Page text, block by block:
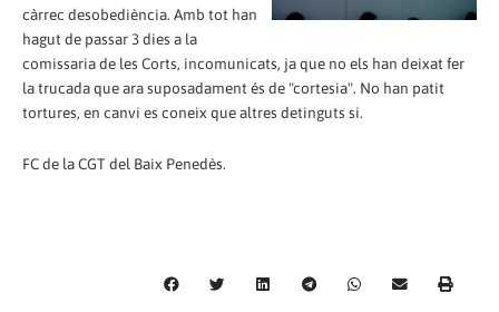
càrrec desobediència. Amb tot han
hagut de passar 3 dies a la
comissaria de les Corts, incomunicats, ja que no els han deixat fer
la trucada que ara suposadament és de "cortesia". No han patit
tortures, en canvi es coneix que altres detinguts si.
FC de la CGT del Baix Penedès.